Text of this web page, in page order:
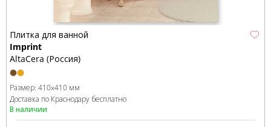
Плитка для ванной
Imprint
AltaCera (Россия)
Размер: 410x410 мм
Доставка по Краснодару бесплатно
В наличии